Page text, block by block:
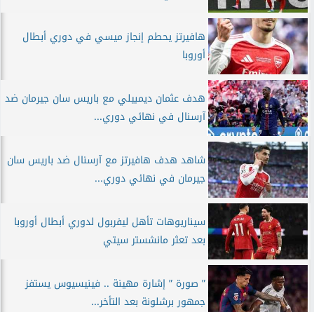
هافيرتز يحطم إنجاز ميسي في دوري أبطال
أوروبا
هدف عثمان ديمبيلي مع باريس سان جيرمان ضد
آرسنال في نهائي دوري...
شاهد هدف هافيرتز مع آرسنال ضد باريس سان
جيرمان في نهائي دوري...
سيناريوهات تأهل ليفربول لدوري أبطال أوروبا
بعد تعثر مانشستر سيتي
” صورة ” إشارة مهينة .. فينيسيوس يستفز
جمهور برشلونة بعد التأخر...